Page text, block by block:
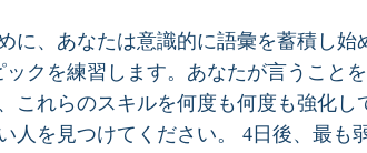
に、あなたは意識的に語彙を蓄積し
ックを練習します。あなたが言うこと
これらのスキルを何度も何度も強化
人を見つけてください。 4日後、最も